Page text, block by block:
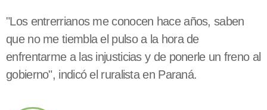
"Los entrerrianos me conocen hace años, saben
que no me tiembla el pulso a la hora de
enfrentarme a las injusticias y de ponerle un freno al
gobierno", indicó el ruralista en Paraná.